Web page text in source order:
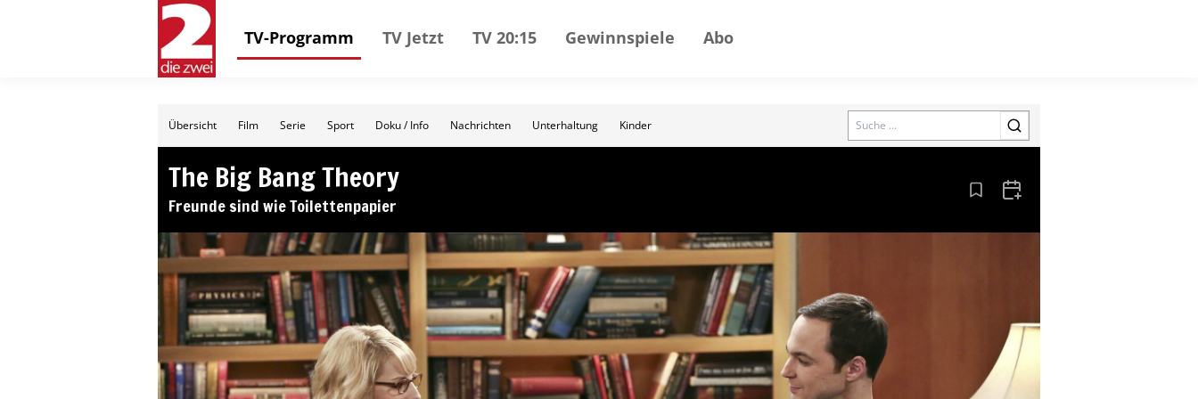
TV-Programm TV Jetzt TV 20:15 Gewinnspiele Abo
Übersicht Film Serie Sport Doku / Info Nachrichten Unterhaltung Kinder Search
The Big Bang Theory
Freunde sind wie Toilettenpapier Aus den Lesezeichen entfernen
Zum Kalender hinzufügen